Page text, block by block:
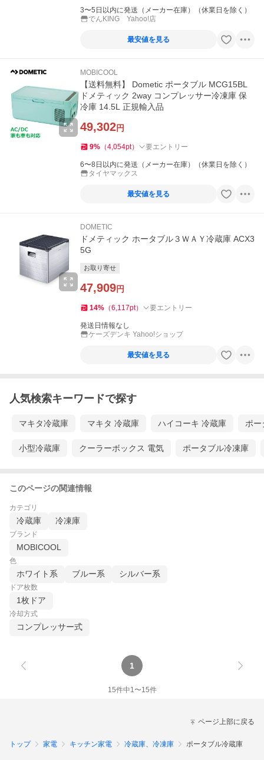
3〜5日以内に発送（メーカー在庫）（休業日を除く）
でんKING Yahoo!店
最安値を見る
MOBICOOL
【送料無料】 Dometic ポータブル MCG15BL
ドメティック 2way コンプレッサー冷凍庫 保
冷庫 14.5L 正規輸入品
49,302円
9% （4,054pt） 要エントリー
6〜8日以内に発送（メーカー在庫）（休業日を除く）
タイヤマックス
最安値を見る
DOMETIC
ドメティック ホータブル３ＷＡＹ冷蔵庫 ACX3
5G
お取り寄せ
47,909円
14% （6,117pt） 要エントリー
発送日情報なし
ケーズデンキ Yahoo!ショップ
最安値を見る
人気検索キーワードで探す
マキタ冷蔵庫 マキタ 冷蔵庫 ハイコーキ 冷蔵庫 ポー
小型冷蔵庫 クーラーボックス 電気 ポータブル冷凍庫
このページの関連情報
カテゴリ
冷蔵庫 冷凍庫
ブランド
MOBICOOL
色
ホワイト系 ブルー系 シルバー系
ドア枚数
1枚ドア
冷却方式
コンプレッサー式
1
15件中1〜15件
ページ上部に戻る
トップ 家電 キッチン家電 冷蔵庫、冷凍庫 ポータブル冷蔵庫